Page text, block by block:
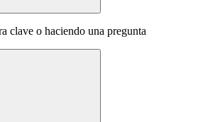
clave o haciendo una pregunta